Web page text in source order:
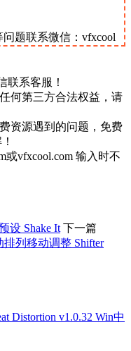
题联系微信：vfxcool
联系客服！
何第三方合法权益，请
资源遇到的问题，免费
或vfxcool.com 输入时不
设 Shake It 下一篇
列移动调整 Shifter